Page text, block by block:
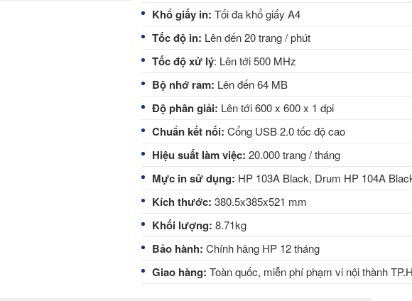
Khổ giấy in: Tối đa khổ giấy A4
Tốc độ in: Lên đến 20 trang / phút
Tốc độ xử lý: Lên tới 500 MHz
Bộ nhớ ram: Lên đến 64 MB
Độ phân giải: Lên tới 600 x 600 x 1 dpi
Chuẩn kết nối: Cổng USB 2.0 tốc độ cao
Hiệu suất làm việc: 20.000 trang / tháng
Mực in sử dụng: HP 103A Black, Drum HP 104A
Kích thước: 380.5x385x521 mm
Khối lượng: 8.71kg
Bảo hành: Chính hãng HP 12 tháng
Giao hàng: Toàn quốc, miễn phí phạm vi nội thành